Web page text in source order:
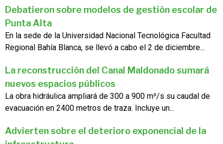
Debatieron sobre modelos de gestión escolar de
Punta Alta
En la sede de la Universidad Nacional Tecnológica Facultad
Regional Bahía Blanca, se llevó a cabo el 2 de diciembre...
La reconstrucción del Canal Maldonado sumará
nuevos espacios públicos
La obra hidráulica ampliará de 300 a 900 m³/s su caudal de
evacuación en 2400 metros de traza. Incluye un...
Advierten sobre el deterioro exponencial de la